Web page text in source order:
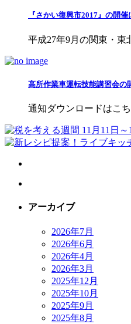
『さかい復興市2017』の開催
平成27年9月の関東・東
高所作業車運転技能講習会の
通知ダウンロードはこ
アーカイブ
2026年7月
2026年6月
2026年4月
2026年3月
2025年12月
2025年10月
2025年9月
2025年8月